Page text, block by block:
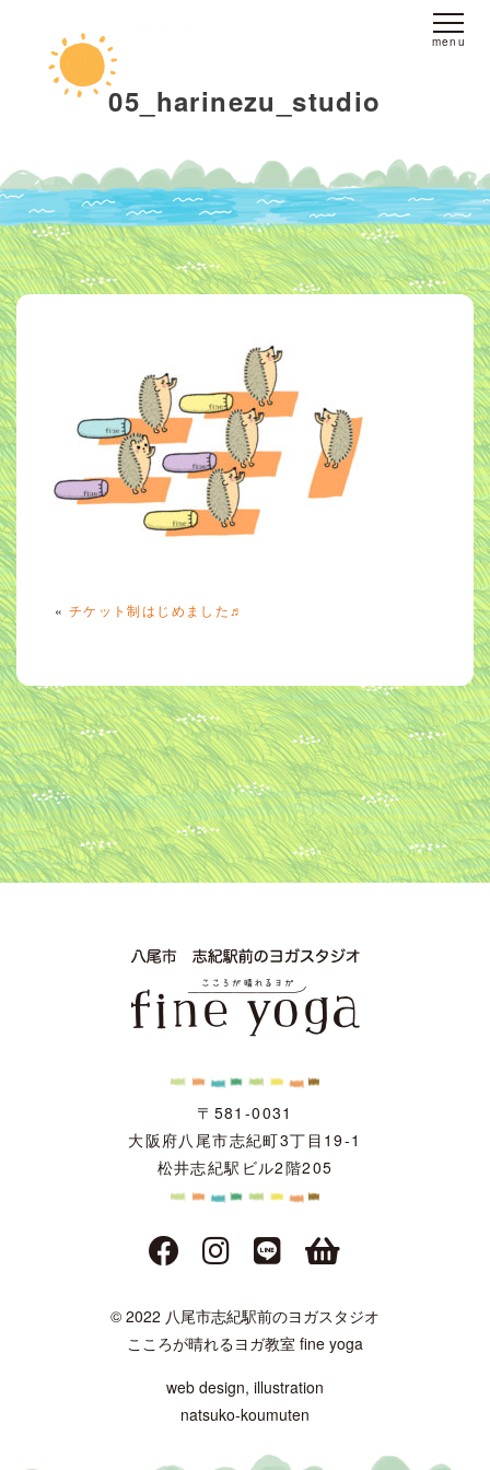
ホーム
fine yogaについて
スタジオへのアクセス
レッスンについて
スタジオレッスン
オンラインレッスン
お客様の声
お問い合わせ
05_harinezu_studio
« チケット制はじめました♬
〒581-0031
大阪府八尾市志紀町3丁目19-1
松井志紀駅ビル2階205
© 2022 八尾市志紀駅前のヨガスタジオ
こころが晴れるヨガ教室 fine yoga
web design, illustration
natsuko-koumuten